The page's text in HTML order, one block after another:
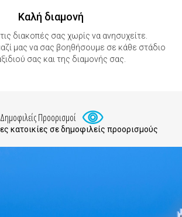
Καλή διαμονή
διακοπές σας χωρίς να ανησυχείτε.
μας να σας βοηθήσουμε σε κάθε στάδιο
σας και της διαμονής σας.
Δημοφιλείς Προορισμοί
κατοικίες σε δημοφιλείς προορισμούς